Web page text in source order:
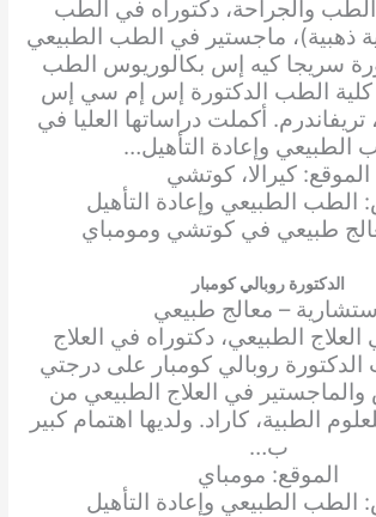
والجراحة، دكتوراه في الطب
ذهبية)، ماجستير في الطب الطبيعي
سريجا كيه إس بكالوريوس الطب
كلية الطب الدكتورة إس إم سي إس
تريفاندرم. أكملت دراساتها العليا في
الطبيعي وإعادة التأهيل…
الموقع: كيرالا، كوتشي
الطبيعي وإعادة التأهيل
طبيعي في كوتشي ومومباي
الدكتورة روبالي كومبار
– معالج طبيعي
الطبيعي، دكتوراه في العلاج
روبالي كومبار على درجتي
والماجستير في العلاج الطبيعي من
الطبية، كاراد. ولديها اهتمام كبير
ب…
الموقع: مومباي
الطبيعي وإعادة التأهيل